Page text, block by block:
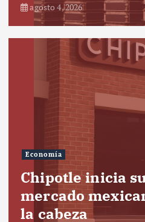
agosto 4, 2026
Economía
Chipotle inicia
mercado
la cabeza